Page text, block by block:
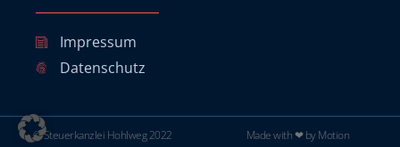
Impressum
Datenschutz
© Steuerkanzlei Hohlweg 2022 Made with ❤ by Motion